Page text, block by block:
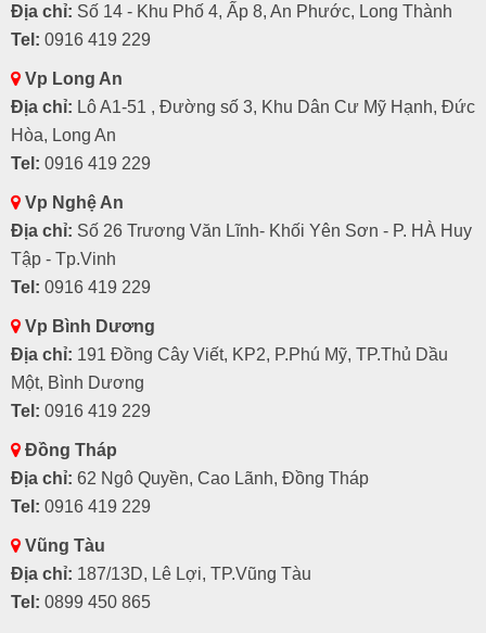
Địa chỉ: Số 14 - Khu Phố 4, Ấp 8, An Phước, Long Thành
Tel: 0916 419 229
Vp Long An
Địa chỉ: Lô A1-51 , Đường số 3, Khu Dân Cư Mỹ Hạnh, Đức
Hòa, Long An
Tel: 0916 419 229
Vp Nghệ An
Địa chỉ: Số 26 Trương Văn Lĩnh- Khối Yên Sơn - P. HÀ Huy
Tập - Tp.Vinh
Tel: 0916 419 229
Vp Bình Dương
Địa chỉ: 191 Đồng Cây Viết, KP2, P.Phú Mỹ, TP.Thủ Dầu
Một, Bình Dương
Tel: 0916 419 229
Đồng Tháp
Địa chỉ: 62 Ngô Quyền, Cao Lãnh, Đồng Tháp
Tel: 0916 419 229
Vũng Tàu
Địa chỉ: 187/13D, Lê Lợi, TP.Vũng Tàu
Tel: 0899 450 865